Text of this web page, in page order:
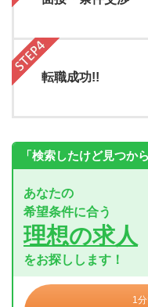
転職成功!!
「検索したけど見つか
あなたの
希望条件に合う
理想の求人
をお探しします！
1